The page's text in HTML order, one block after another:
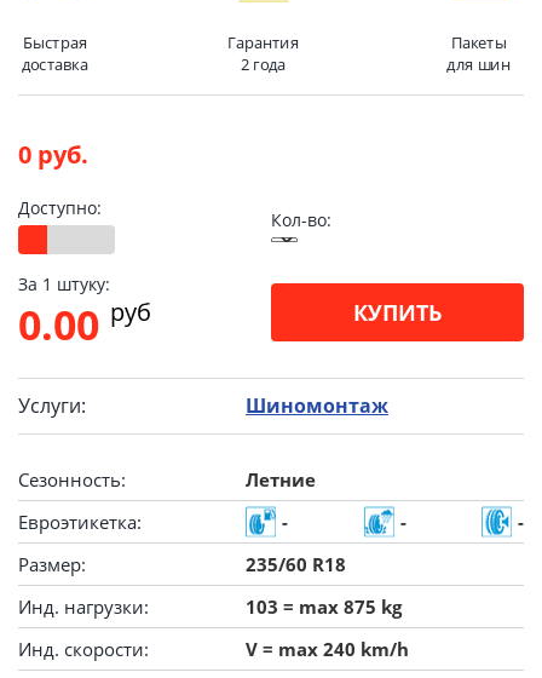
Быстрая
доставка
Гарантия
2 года
Пакеты
для шин
0 руб.
Доступно:
Кол-во:
За 1 штуку:
0.00 pуб КУПИТЬ
Услуги: Шиномонтаж
Сезонность:
Летние
Евроэтикетка:
- -
-
Размер:
235/60 R18
Инд. нагрузки:
103 = max 875 kg
Инд. скорости:
V = max 240 km/h